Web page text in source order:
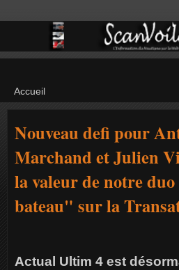
Nouveau defi pour
Marchand et Julien
la valeur de notre
bateau" sur la
Actual Ultim 4 est